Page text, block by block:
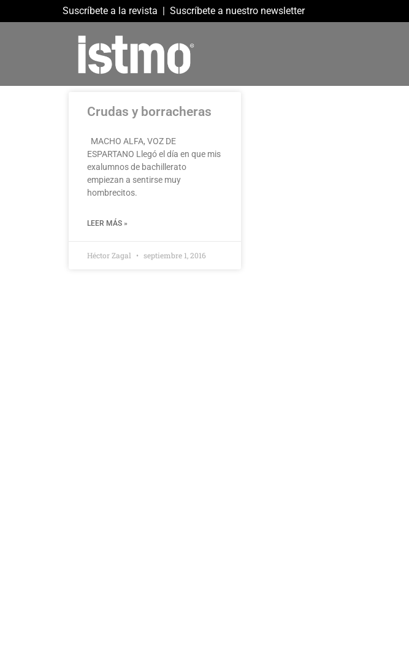
Suscríbete a la revista | Suscríbete a nuestro newsletter
Crudas y borracheras
MACHO ALFA, VOZ DE
ESPARTANO Llegó el día en que mis
exalumnos de bachillerato
empiezan a sentirse muy
hombrecitos.
LEER MÁS »
Héctor Zagal septiembre 1, 2016